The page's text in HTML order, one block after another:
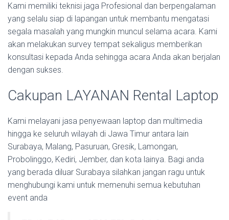
Kami memiliki teknisi jaga Profesional dan berpengalaman
yang selalu siap di lapangan untuk membantu mengatasi
segala masalah yang mungkin muncul selama acara. Kami
akan melakukan survey tempat sekaligus memberikan
konsultasi kepada Anda sehingga acara Anda akan berjalan
dengan sukses.
Cakupan LAYANAN Rental Laptop
Kami melayani jasa penyewaan laptop dan multimedia
hingga ke seluruh wilayah di Jawa Timur antara lain
Surabaya, Malang, Pasuruan, Gresik, Lamongan,
Probolinggo, Kediri, Jember, dan kota lainya. Bagi anda
yang berada diluar Surabaya silahkan jangan ragu untuk
menghubungi kami untuk memenuhi semua kebutuhan
event anda